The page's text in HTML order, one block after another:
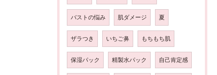
バストの悩み 肌ダメージ 夏
ザラつき いちご鼻 もちもち肌
保湿パック 精製水パック 自己肯定感